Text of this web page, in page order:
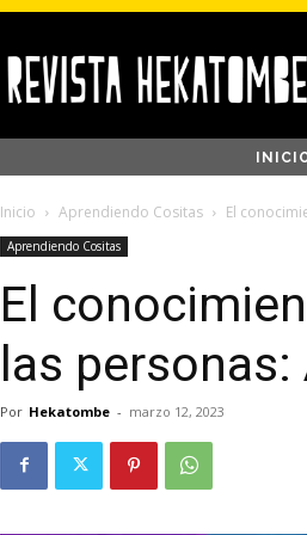
Inicio Aprendiendo Cositas El
Aprendiendo Cositas
El
las personas:
Por Hekatombe - marzo 12, 2023